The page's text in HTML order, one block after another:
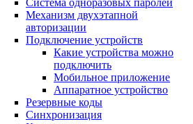
Система одноразовых паролей
Механизм двухэтапной
авторизации
Подключение устройств
Какие устройства можно
подключить
Мобильное приложение
Аппаратное устройство
Резервные коды
Синхронизация